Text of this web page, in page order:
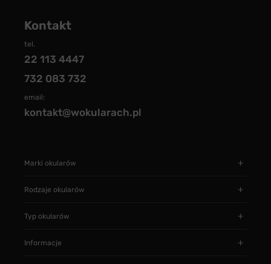
Kontakt
tel.
22 113 4447
732 083 732
email:
kontakt@wokularach.pl
Marki okularów
Rodzaje okularów
Typ okularów
Informacje